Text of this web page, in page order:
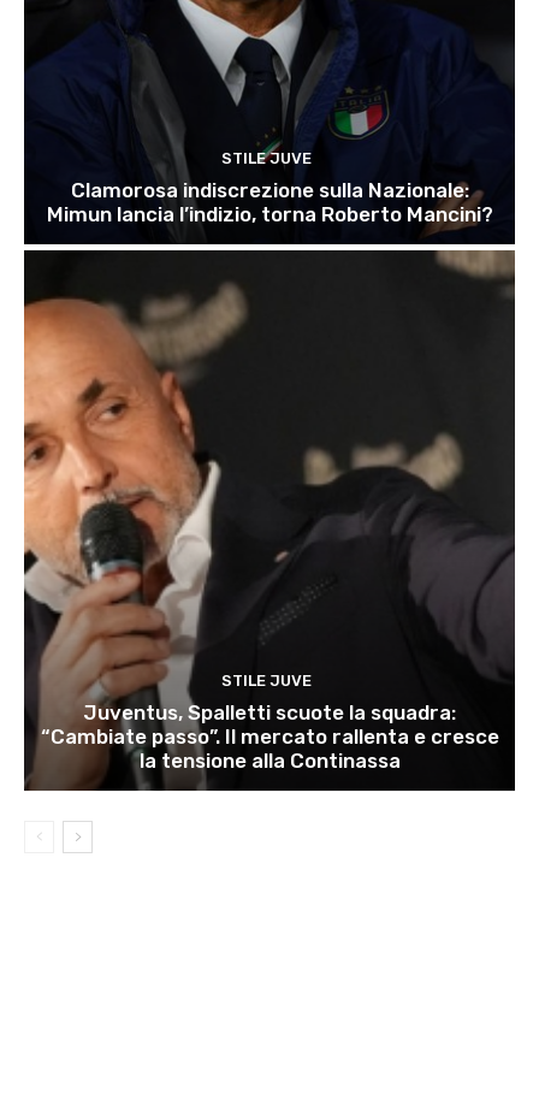
STILE JUVE
Clamorosa indiscrezione sulla Nazionale:
Mimun lancia l’indizio, torna Roberto Mancini?
STILE JUVE
Juventus, Spalletti scuote la squadra:
“Cambiate passo”. Il mercato rallenta e cresce
la tensione alla Continassa